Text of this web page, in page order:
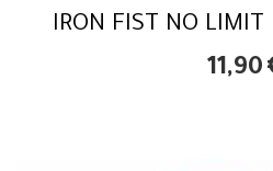
IRON FIST NO
11,90